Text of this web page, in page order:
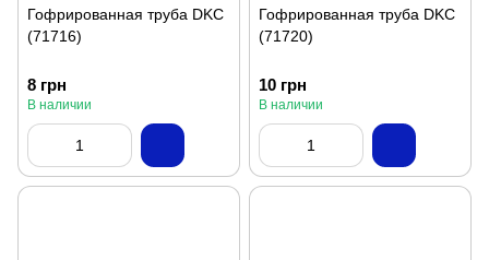
Гофрированная труба DKC
(71716)
8 грн
В наличии
Гофрированная труба DKC
(71720)
10 грн
В наличии